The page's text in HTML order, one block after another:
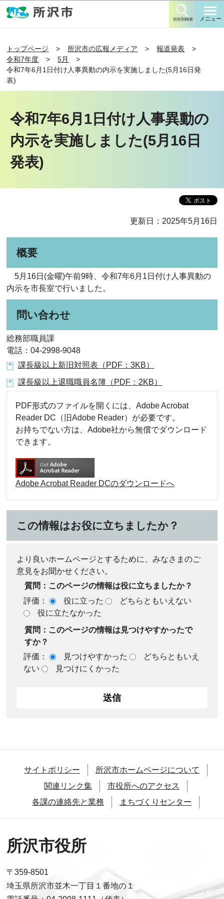
目的別検索 メニュー
トップページ 所沢市の広報メディア
報道発表
令和7年度
5月
令和7年6月1日付け人事異動の内示を実施しました(5月16日発
表)
令和7年6月1日付け人事異動の
内示を実施しました(5月16日
発表)
更新日：2025年5月16日
概要
5月16日(金曜)午前9時、令和7年6月1日付け人事異動の
内示を市長室で行いました。
問い合わせ
総務部職員課
電話：04-2998-9048
課長級以上新旧対照表（PDF：3KB）
課長級以上退職職員名簿（PDF：2KB）
PDF形式のファイルを開くには、Adobe Acrobat
Reader DC（旧Adobe Reader）が必要です。
お持ちでない方は、Adobe社から無償でダウンロード
できます。
Adobe Acrobat Reader DCのダウンロードへ
この情報はお役に立ちましたか？
より良いホームページとするために、みなさまのご
意見をお聞かせください。
質問：このページの情報は役に立ちましたか？
評価：
役に立った
どちらともいえない
役に立たなかった
質問：このページの情報は見つけやすかったで
すか？
評価：
見つけやすかった
どちらともいえ
ない
見つけにくかった
サイトポリシー
所沢市ホームページについて
関連リンク集
市役所へのアクセス
各課の連絡先と業務
まちづくりセンター
所沢市役所
〒359-8501
埼玉県所沢市並木一丁目１番地の１